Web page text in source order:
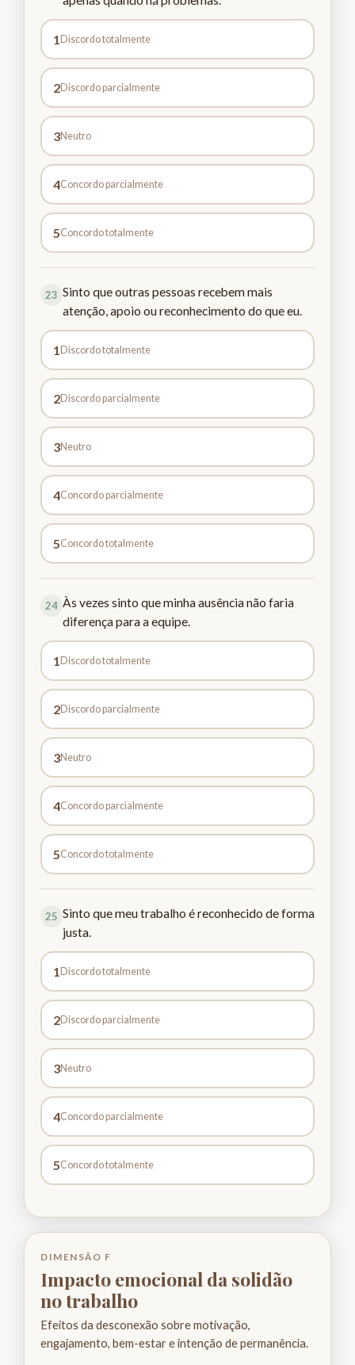
1 Discordo totalmente
2Discordo parcialmente
3Neutro
4Concordo parcialmente
5Concordo totalmente
23 Sinto que outras pessoas recebem mais
atenção, apoio ou reconhecimento do que eu.
1 Discordo totalmente
2Discordo parcialmente
3Neutro
4Concordo parcialmente
5Concordo totalmente
24 Às vezes sinto que minha ausência não faria
diferença para a equipe.
1 Discordo totalmente
2Discordo parcialmente
3Neutro
4Concordo parcialmente
5Concordo totalmente
25 Sinto que meu trabalho é reconhecido de forma
justa.
1 Discordo totalmente
2Discordo parcialmente
3Neutro
4Concordo parcialmente
5Concordo totalmente
DIMENSÃO F
Impacto emocional da solidão
no trabalho
Efeitos da desconexão sobre motivação,
engajamento, bem-estar e intenção de permanência.